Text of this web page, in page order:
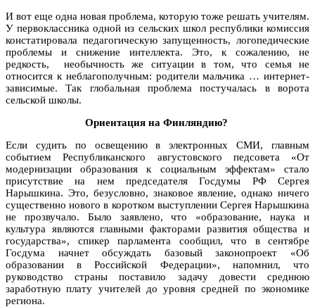
И вот еще одна новая проблема, которую тоже решать учителям.
У первоклассника одной из сельских школ республики комиссия
констатировала педагогическую запущенность, логопедические
проблемы и снижение интеллекта. Это, к сожалению, не
редкость, необычность же ситуации в том, что семья не
относится к неблагополучным: родители мальчика … интернет-
зависимые. Так глобальная проблема постучалась в ворота
сельской школы.
Ориентация на Финляндию?
Если судить по освещению в электронных СМИ, главным
событием Республиканского августовского педсовета «От
модернизации образования к социальным эффектам» стало
присутствие на нем председателя Госдумы РФ Сергея
Нарышкина. Это, безусловно, знаковое явление, однако ничего
существенно нового в коротком выступлении Сергея Нарышкина
не прозвучало. Было заявлено, что «образование, наука и
культура являются главными факторами развития общества и
государства», спикер парламента сообщил, что в сентябре
Госдума начнет обсуждать базовый законопроект «Об
образовании в Российской Федерации», напомнил, что
руководство страны поставило задачу довести среднюю
заработную плату учителей до уровня средней по экономике
региона.